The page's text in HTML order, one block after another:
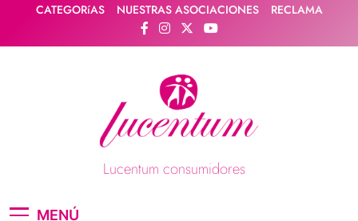
contenido
CATEGORíAS NUESTRAS ASOCIACIONES RECLAMA
Lucentum consumidores
MENÚ